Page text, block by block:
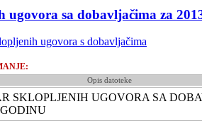
ugovora sa dobavljačima za
ugovora s dobavljačima
Opis datoteke
SKLOPLJENIH UGOVORA SA